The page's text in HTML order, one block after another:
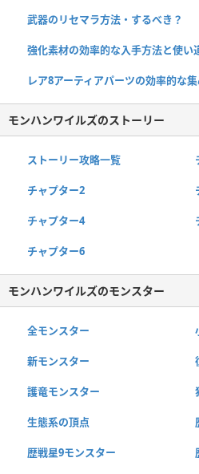
武器のリセマラ方法・するべき？
強化素材の効率的な入手方法と使い
レア8アーティアパーツの効率的な
モンハンワイルズのストーリー
ストーリー攻略一覧
チャプター2
チャプター4
チャプター6
モンハンワイルズのモンスター
全モンスター
新モンスター
護竜モンスター
生態系の頂点
歴戦星9モンスター